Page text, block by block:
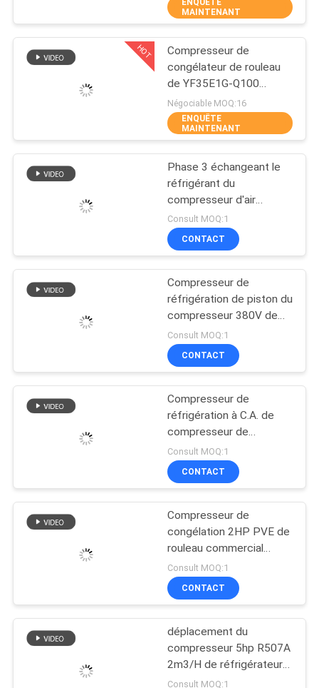
VISITE
D'USINE
CONTRÔLE
QUALITÉ
CONTACTEZ-
NOUVELLES
UNE
CITATION
SITE
POLITIQUE
CONFIDENTIALITÉ
Unité de
condensation semi
hermétique
14
condensation
refroidie par air
Unités de
condensation
refroidies à l'eau
37
Vaporisateurs de
pièce fraîche
21
MAINTENANT
HOT
Compresseur de
congélateur de rouleau
de YF35E1G-Q100
Invotech
Négociable MOQ:16
ENQUÊTE
MAINTENANT
Phase 3 échangeant le
réfrigérant du
compresseur d'air
MT40JH4BVE R22
Consult MOQ:1
CONTACT
Compresseur de
réfrigération de piston du
compresseur 380V de
l'entreposage 2HES-2 au
froid
Consult MOQ:1
CONTACT
Compresseur de
réfrigération à C.A. de
compresseur de
chambre froide de 4EC-
6.2Y 4EES-6Y
Consult MOQ:1
CONTACT
Compresseur de
congélation 2HP PVE de
rouleau commercial
oléiforme
Consult MOQ:1
CONTACT
déplacement du
compresseur 5hp R507A
2m3/H de réfrigérateur
de l'huile 1.6L
Consult MOQ:1